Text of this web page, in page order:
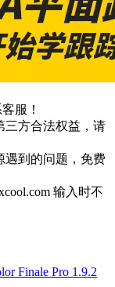
服！
三方合法权益，请
遇到的问题，免费
输入时不
Finale Pro 1.9.2